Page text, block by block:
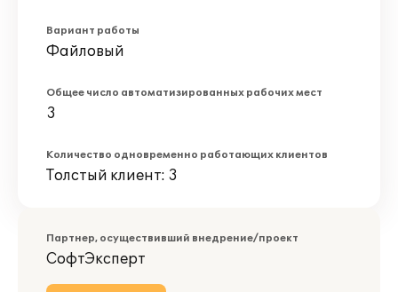
Вариант работы
Файловый
Общее число автоматизированных рабочих мест
3
Количество одновременно работающих клиентов
Толстый клиент: 3
Партнер, осуществивший внедрение/проект
СофтЭксперт